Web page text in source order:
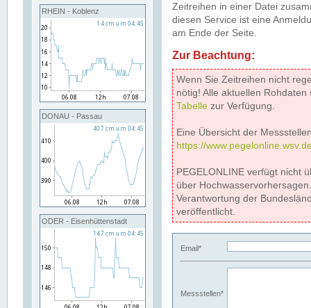
RHEIN - Koblenz
DONAU - Passau
ODER - Eisenhüttenstadt
Zeitreihen in einer Datei
diesen Service ist eine
am Ende der Seite.
Zur Beachtung:
Wenn Sie Zeitreihen nicht
nötig! Alle aktuellen
Tabelle zur Verfügung.
Eine Übersicht der
https://
PEGELONLINE verfügt nicht
über
Verantwortung der
veröffentlicht.
Email*
Messstellen*